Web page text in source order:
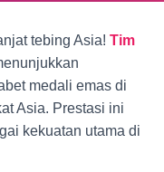
tebing Asia! Tim
medali emas di
Asia. Prestasi ini
kekuatan utama di